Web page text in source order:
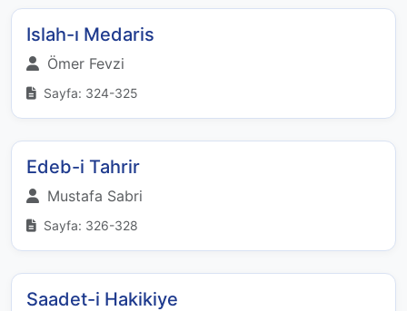
Islah-ı Medaris
Ömer Fevzi
Sayfa: 324-325
Edeb-i Tahrir
Mustafa Sabri
Sayfa: 326-328
Saadet-i Hakikiye